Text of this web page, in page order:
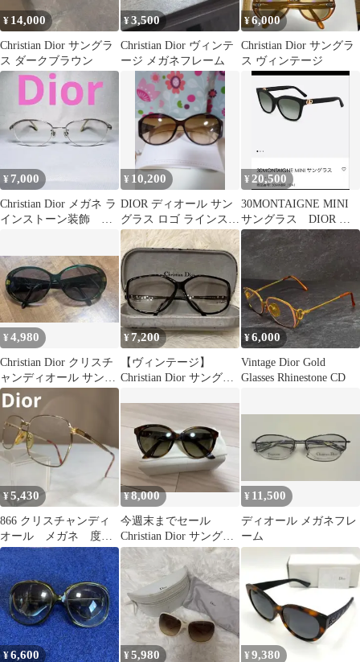
¥ 14,000
Christian Dior サングラ
ス ダークブラウン
¥3,500
Christian Dior ヴィンテ
ージ メガネフレーム
¥6,000
Christian Dior サングラ
ス ヴィンテージ
¥ 7,000
Christian Dior メガネ ラ
インストーン装飾 美
¥ 10,200
DIOR ディオール サン
グラス ロゴ ラインスト
ーン ブラウン レディー
ス
¥ 20,500
30MONTAIGNE MINI
サングラス DIOR 正
規品
¥4,980
Christian Dior クリスチ
ャンディオール サング
ラス
¥7,200
【ヴィンテージ】
Christian Dior サングラ
¥6,000
Vintage Dior Gold
Glasses Rhinestone CD
¥5,430
866 クリスチャンディ
オール メガネ 度
有 ヴィンテージ
2791 44
¥8,000
今週末までセール
Christian Dior サングラ
ス
¥ 11,500
ディオール メガネフレ
ーム
¥6,600 ¥5,980 ¥9,380